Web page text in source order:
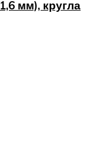
мм), кругла